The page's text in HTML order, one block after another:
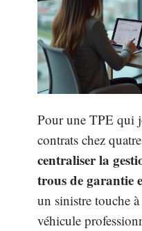
Pour une TPE qui
contrats chez
centraliser la
trous de garantie
un sinistre touche
véhicule